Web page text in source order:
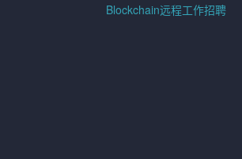
Blockchain远程工作招聘